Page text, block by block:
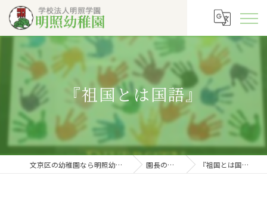
『祖国とは国語』
文京区の幼稚園なら明照幼稚園 園長の徒然 『祖国とは国語』